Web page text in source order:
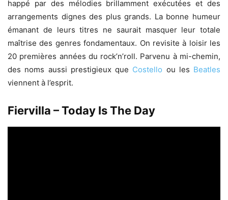
happé par des mélodies brillamment exécutées et des
arrangements dignes des plus grands. La bonne humeur
émanant de leurs titres ne saurait masquer leur totale
maîtrise des genres fondamentaux. On revisite à loisir les
20 premières années du rock’n’roll. Parvenu à mi-chemin,
des noms aussi prestigieux que Costello ou les Beatles
viennent à l’esprit.
Fiervilla – Today Is The Day